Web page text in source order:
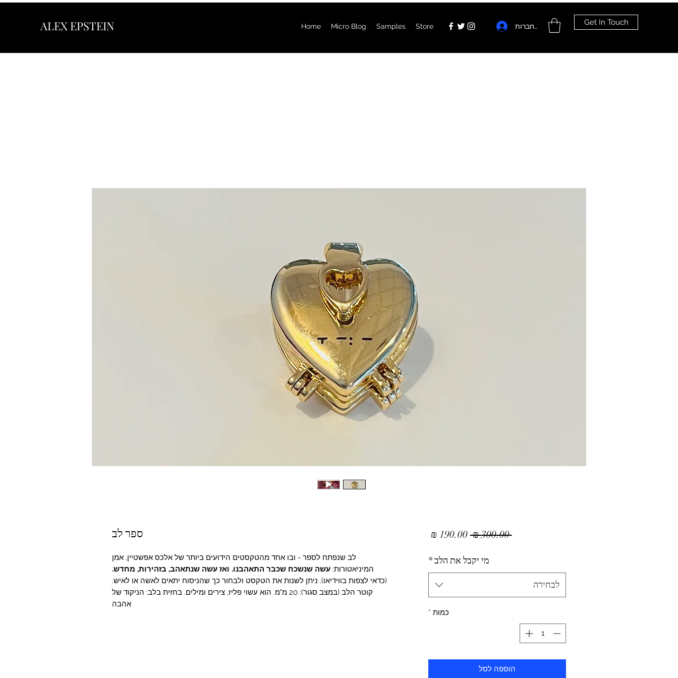
ALEX EPSTEIN Home Micro Blog Samples Store להתחברות Get In Touch
ספר לב
לב שנפתח לספר - ובו אחד מהטקסטים הידועים ביותר של אלכס אפשטיין, אמן
המיניאטורות: עשה שנשכח שכבר התאהבנו. ואז עשה שנתאהב, בזהירות, מחדש.
(כדאי לצפות בווידיאו). ניתן לשנות את הטקסט ולבחור כך שהניסוח יתאים לאשה או לאיש.
קוטר הלב (במצב סגור): 20 מ"מ. הוא עשוי פליז, צירים ומילים. בחזית בלב: הניקוד של
אהבה
‏300.00 ‏₪
מחיר
‏190.00 ‏₪
מי יקבל את הלב*
לבחירה
כמות *
הוספה לסל